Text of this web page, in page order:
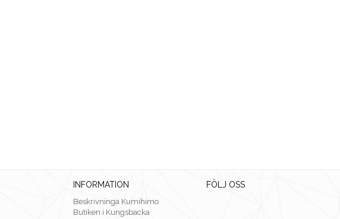
INFORMATION
Beskrivninga Kumihimo
Butiken i Kungsbacka
FÖLJ OSS